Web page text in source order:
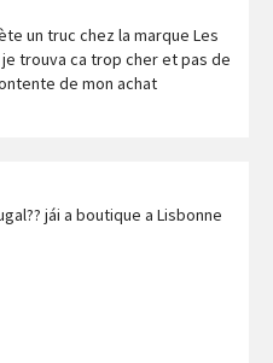
un truc chez la marque Les
trouva ca trop cher et pas de
de mon achat
jái a boutique a Lisbonne